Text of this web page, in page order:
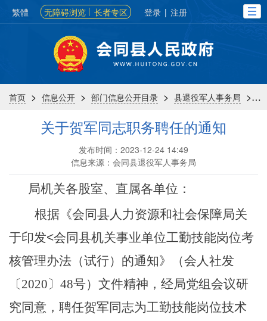
繁體 无障碍浏览 长者专区 登录 | 注册
首页 > 信息公开 > 部门信息公开目录 > 县退役军人事务局 >
关于贺军同志职务聘任的通知
发布时间：2023-12-24 14:49
信息来源：会同县退役军人事务局
局机关各股室、直属各单位 ：
根据《会同县人力资源和社会保障局关
于印发<会同县机关事业单位工勤技能岗位考
核管理办法（试行） 的通知》（会 人社发
〔2020〕 48号） 文件精神 ，经局党组会议研
究同意，聘任贺军同志为工勤技能岗位技术